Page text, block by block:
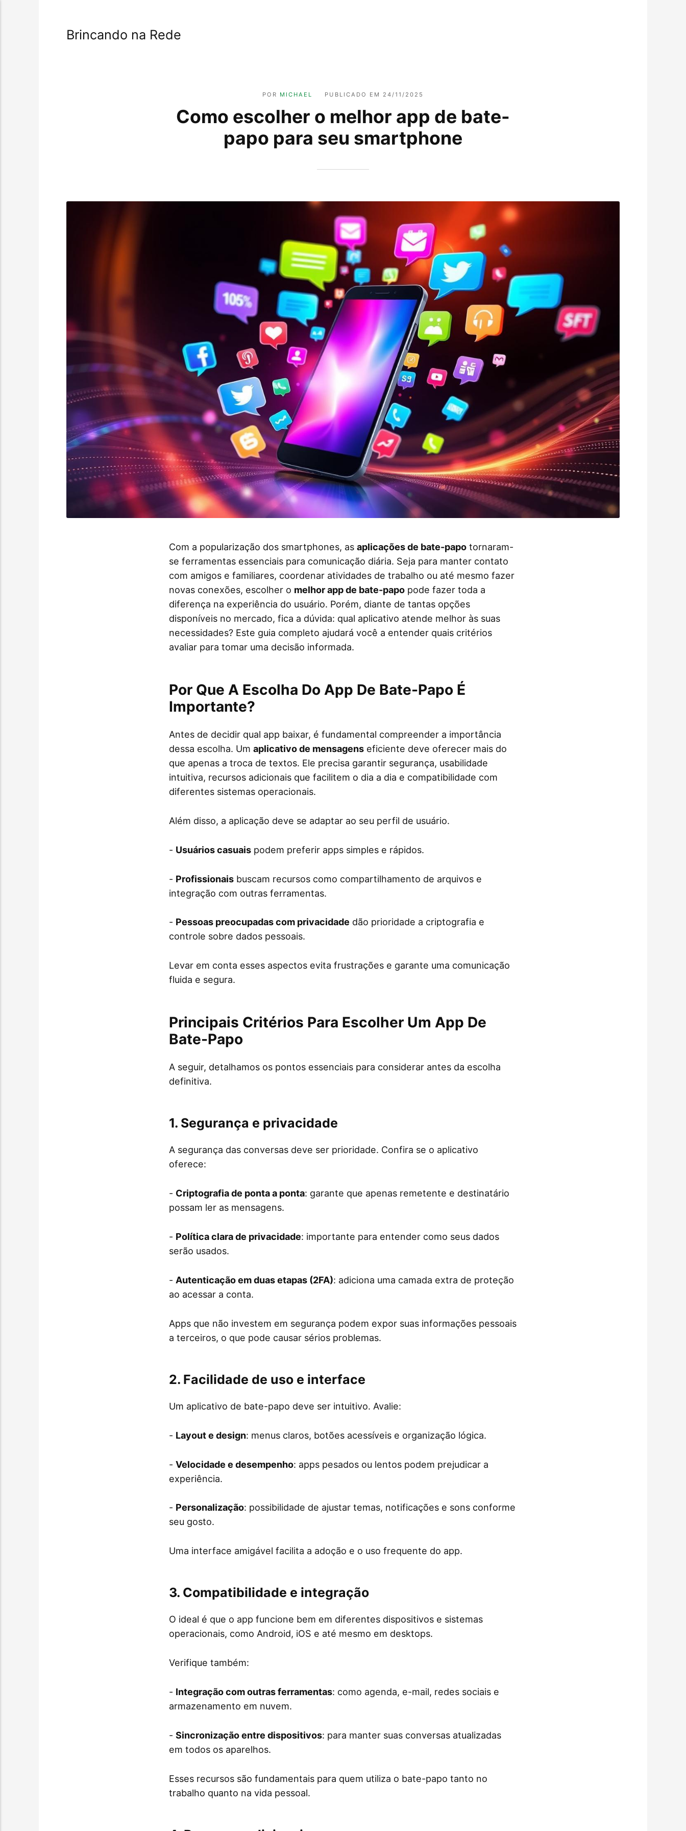
Brincando na Rede
POR MICHAEL PUBLICADO EM 24/11/2025
Como escolher o melhor app de bate-
papo para seu smartphone
Com a popularização dos smartphones, as aplicações de bate-papo tornaram-
se ferramentas essenciais para comunicação diária. Seja para manter contato
com amigos e familiares, coordenar atividades de trabalho ou até mesmo fazer
novas conexões, escolher o melhor app de bate-papo pode fazer toda a
diferença na experiência do usuário. Porém, diante de tantas opções
disponíveis no mercado, fica a dúvida: qual aplicativo atende melhor às suas
necessidades? Este guia completo ajudará você a entender quais critérios
avaliar para tomar uma decisão informada.
Por Que A Escolha Do App De Bate-Papo É
Importante?
Antes de decidir qual app baixar, é fundamental compreender a importância
dessa escolha. Um aplicativo de mensagens eficiente deve oferecer mais do
que apenas a troca de textos. Ele precisa garantir segurança, usabilidade
intuitiva, recursos adicionais que facilitem o dia a dia e compatibilidade com
diferentes sistemas operacionais.
Além disso, a aplicação deve se adaptar ao seu perfil de usuário.
- Usuários casuais podem preferir apps simples e rápidos.
- Profissionais buscam recursos como compartilhamento de arquivos e
integração com outras ferramentas.
- Pessoas preocupadas com privacidade dão prioridade a criptografia e
controle sobre dados pessoais.
Levar em conta esses aspectos evita frustrações e garante uma comunicação
fluida e segura.
Principais Critérios Para Escolher Um App De
Bate-Papo
A seguir, detalhamos os pontos essenciais para considerar antes da escolha
definitiva.
1. Segurança e privacidade
A segurança das conversas deve ser prioridade. Confira se o aplicativo
oferece:
- Criptografia de ponta a ponta: garante que apenas remetente e destinatário
possam ler as mensagens.
- Política clara de privacidade: importante para entender como seus dados
serão usados.
- Autenticação em duas etapas (2FA): adiciona uma camada extra de proteção
ao acessar a conta.
Apps que não investem em segurança podem expor suas informações pessoais
a terceiros, o que pode causar sérios problemas.
2. Facilidade de uso e interface
Um aplicativo de bate-papo deve ser intuitivo. Avalie:
- Layout e design: menus claros, botões acessíveis e organização lógica.
- Velocidade e desempenho: apps pesados ou lentos podem prejudicar a
experiência.
- Personalização: possibilidade de ajustar temas, notificações e sons conforme
seu gosto.
Uma interface amigável facilita a adoção e o uso frequente do app.
3. Compatibilidade e integração
O ideal é que o app funcione bem em diferentes dispositivos e sistemas
operacionais, como Android, iOS e até mesmo em desktops.
Verifique também:
- Integração com outras ferramentas: como agenda, e-mail, redes sociais e
armazenamento em nuvem.
- Sincronização entre dispositivos: para manter suas conversas atualizadas
em todos os aparelhos.
Esses recursos são fundamentais para quem utiliza o bate-papo tanto no
trabalho quanto na vida pessoal.